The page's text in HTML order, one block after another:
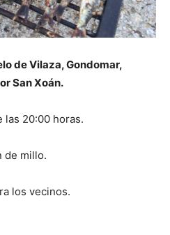
de Vilaza, Gondomar,
San Xoán.
las 20:00 horas.
de millo.
los vecinos.